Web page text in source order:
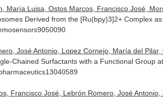
María Luisa, Ostos Marcos, Francisco José,
Derived from the [Ru(bpy)3]2+ Complex
José Antonio, Lopez Cornejo, María del
Chained Surfactants with a Functional Group
Francisco José, Lebrón Romero, José